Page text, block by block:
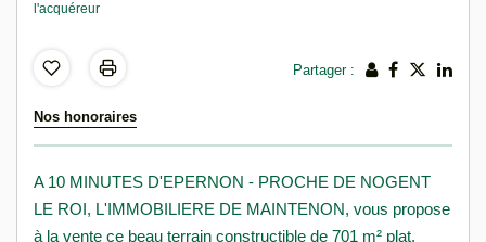
l'acquéreur
Partager :
Nos honoraires
A 10 MINUTES D'EPERNON - PROCHE DE NOGENT
LE ROI, L'IMMOBILIERE DE MAINTENON, vous propose
à la vente ce beau terrain constructible de 701 m² plat,